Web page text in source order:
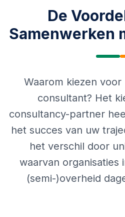
De
Samenwerken
Waarom kiezen voor
consultant? Het
consultancy-partner
het succes van uw
het verschil door
waarvan organisaties
(semi-)overheid